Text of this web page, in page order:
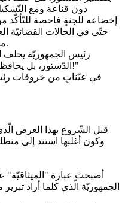
دون قناعة ومع
إخضاعه للجنةٍ فاحصة للتّأكّد
حتّى في الحالات القضائيّة
من الموضوع الّذي يحلف اليمين بشأنه.
رئيس الجمهوريّة يحلف
الدّستور، بل يحافظ على هدف الدّستور والقانون: الدّولة!"
قبل الشّروع بهذا العرض
وكون أغلبها استند إلى
أصبحتْ عبارة
الجمهوريّة الّذي كلما أراد